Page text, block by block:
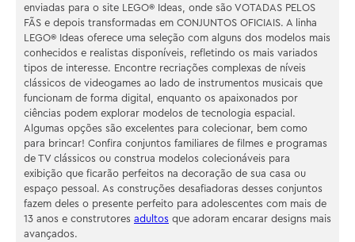
enviadas para o site LEGO® Ideas, onde são VOTADAS PELOS
FÃS e depois transformadas em CONJUNTOS OFICIAIS. A linha
LEGO® Ideas oferece uma seleção com alguns dos modelos mais
conhecidos e realistas disponíveis, refletindo os mais variados
tipos de interesse. Encontre recriações complexas de níveis
clássicos de videogames ao lado de instrumentos musicais que
funcionam de forma digital, enquanto os apaixonados por
ciências podem explorar modelos de tecnologia espacial.
Algumas opções são excelentes para colecionar, bem como
para brincar! Confira conjuntos familiares de filmes e programas
de TV clássicos ou construa modelos colecionáveis para
exibição que ficarão perfeitos na decoração de sua casa ou
espaço pessoal. As construções desafiadoras desses conjuntos
fazem deles o presente perfeito para adolescentes com mais de
13 anos e construtores adultos que adoram encarar designs mais
avançados.